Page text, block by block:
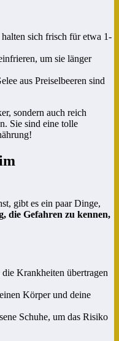
halten sich frisch für etwa 1-
um sie länger
aus Preiselbeeren sind
sondern auch reich
Sie sind eine tolle
gibt es ein paar Dinge,
die Gefahren zu kennen,
Krankheiten übertragen
Körper und deine
Schuhe, um das Risiko